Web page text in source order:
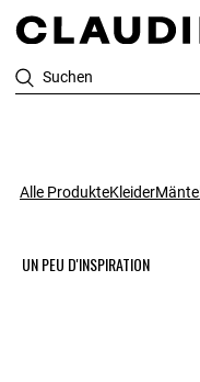
Suchen
Alle ProdukteKleiderMäntel
UN PEU D'INSPIRATION